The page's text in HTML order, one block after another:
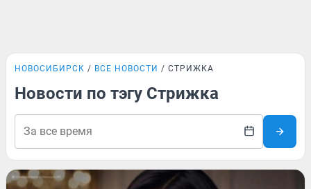
НОВОСИБИРСК ВСЕ НОВОСТИ СТРИЖКА
Новости по тэгу Стрижка